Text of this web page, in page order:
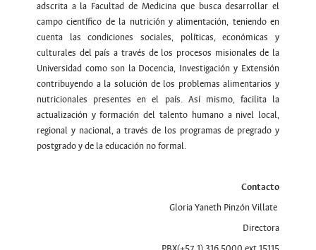
adscrita a la Facultad de Medicina que busca desarrollar el
campo científico de la nutrición y alimentación, teniendo en
cuenta las condiciones sociales, políticas, económicas y
culturales del país a través de los procesos misionales de la
Universidad como son la Docencia, Investigación y Extensión
contribuyendo a la solución de los problemas alimentarios y
nutricionales presentes en el país. Así mismo, facilita la
actualización y formación del talento humano a nivel local,
regional y nacional, a través de los programas de pregrado y
postgrado y de la educación no formal.
Contacto
Gloria Yaneth Pinzón Villate
Directora